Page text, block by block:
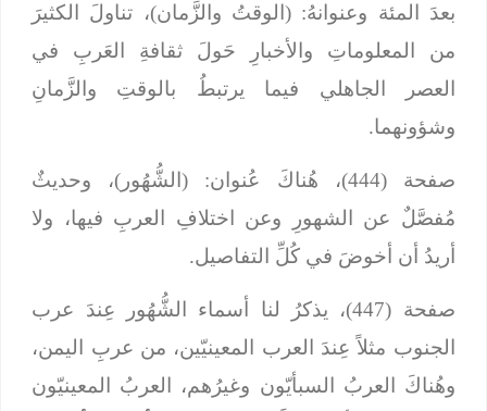
بعدَ المئة وعنوانهُ: (الوقتُ والزَّمان)، تناولَ الكثيرَ
من المعلوماتِ والأخبارِ حَولَ ثقافةِ العَربِ في
العصر الجاهلي فيما يرتبطُ بالوقتِ والزَّمانِ
وشؤونهما.
صفحة (444)، هُناكَ عُنوان: (الشُّهُور)، وحديثٌ
مُفصَّلٌ عن الشهورِ وعن اختلافِ العربِ فيها، ولا
أريدُ أن أخوضَ في كُلِّ التفاصيل.
صفحة (447)، يذكرُ لنا أسماء الشُّهُور عِندَ عرب
الجنوب مثلاً عِندَ العرب المعينيّين، من عربِ اليمن،
وهُناكَ العربُ السبأيّون وغيرُهم، العربُ المعينيّون